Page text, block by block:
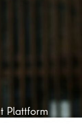
Plattform